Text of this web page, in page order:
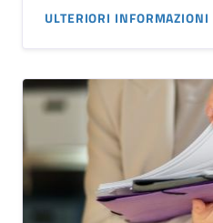
ULTERIORI INFORMAZIONI